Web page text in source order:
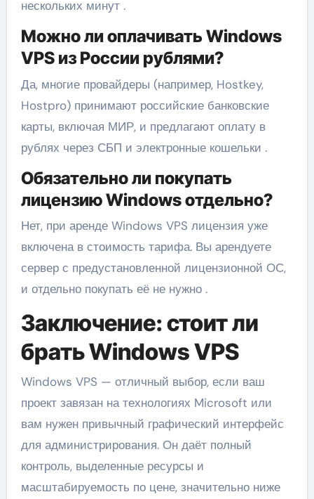
нескольких минут .
Можно ли оплачивать Windows
VPS из России рублями?
Да, многие провайдеры (например, Hostkey,
Hostpro) принимают российские банковские
карты, включая МИР, и предлагают оплату в
рублях через СБП и электронные кошельки .
Обязательно ли покупать
лицензию Windows отдельно?
Нет, при аренде Windows VPS лицензия уже
включена в стоимость тарифа. Вы арендуете
сервер с предустановленной лицензионной ОС,
и отдельно покупать её не нужно .
Заключение: стоит ли
брать Windows VPS
Windows VPS — отличный выбор, если ваш
проект завязан на технологиях Microsoft или
вам нужен привычный графический интерфейс
для администрирования. Он даёт полный
контроль, выделенные ресурсы и
масштабируемость по цене, значительно ниже